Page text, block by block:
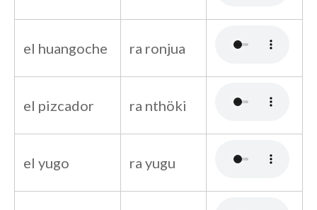
el huangoche ra ronjua
el pizcador ra nthöki
el yugo ra yugu